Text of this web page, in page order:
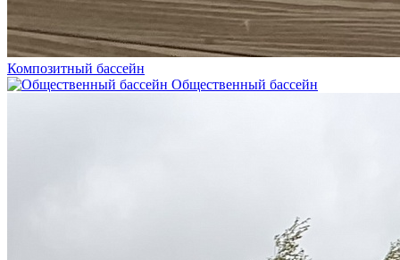
Композитный бассейн
Общественный бассейн